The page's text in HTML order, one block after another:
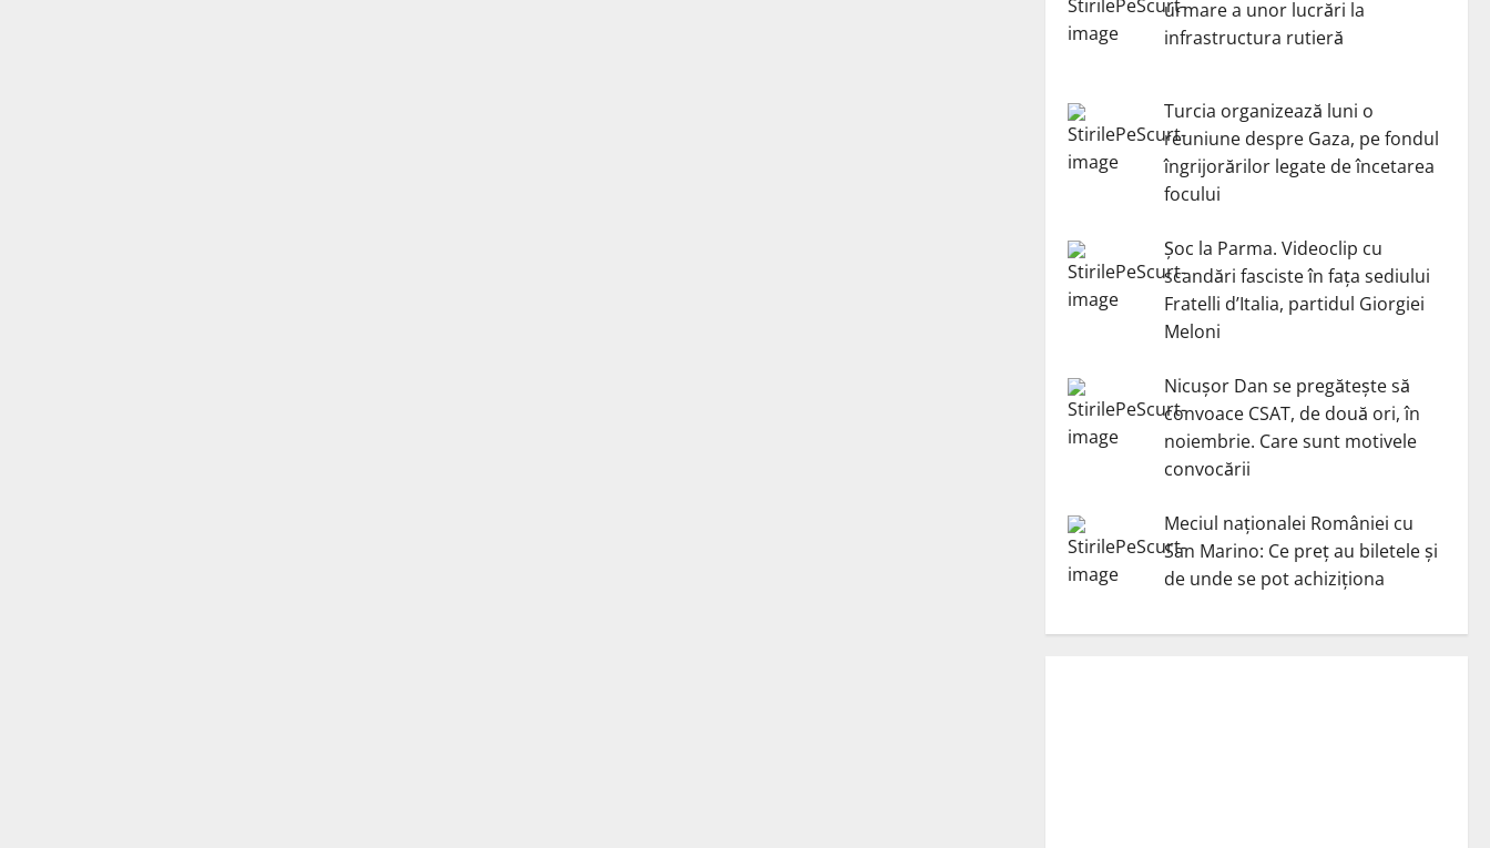
urmare a unor lucrări la
infrastructura rutieră
Turcia organizează luni o
reuniune despre Gaza, pe fondul
îngrijorărilor legate de încetarea
focului
Șoc la Parma. Videoclip cu
scandări fasciste în fața sediului
Fratelli d’Italia, partidul Giorgiei
Meloni
Nicuşor Dan se pregăteşte să
convoace CSAT, de două ori, în
noiembrie. Care sunt motivele
convocării
Meciul naționalei României cu
San Marino: Ce preț au biletele și
de unde se pot achiziționa